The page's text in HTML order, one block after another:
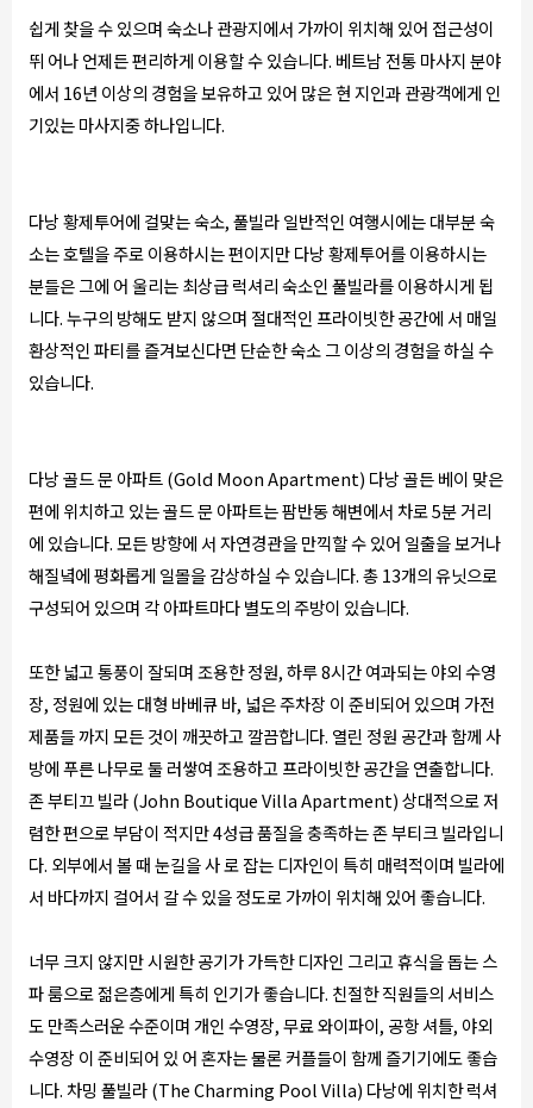
쉽게 찾을 수 있으며 숙소나 관광지에서 가까이 위치해 있어 접근성이
뛰 어나 언제든 편리하게 이용할 수 있습니다. 베트남 전통 마사지 분야
에서 16년 이상의 경험을 보유하고 있어 많은 현 지인과 관광객에게 인
기있는 마사지중 하나입니다.
다낭 황제투어에 걸맞는 숙소, 풀빌라 일반적인 여행시에는 대부분 숙
소는 호텔을 주로 이용하시는 편이지만 다낭 황제투어를 이용하시는
분들은 그에 어 울리는 최상급 럭셔리 숙소인 풀빌라를 이용하시게 됩
니다. 누구의 방해도 받지 않으며 절대적인 프라이빗한 공간에 서 매일
환상적인 파티를 즐겨보신다면 단순한 숙소 그 이상의 경험을 하실 수
있습니다.
다낭 골드 문 아파트 (Gold Moon Apartment) 다낭 골든 베이 맞은
편에 위치하고 있는 골드 문 아파트는 팜반동 해변에서 차로 5분 거리
에 있습니다. 모든 방향에 서 자연경관을 만끽할 수 있어 일출을 보거나
해질녘에 평화롭게 일몰을 감상하실 수 있습니다. 총 13개의 유닛으로
구성되어 있으며 각 아파트마다 별도의 주방이 있습니다.
또한 넓고 통풍이 잘되며 조용한 정원, 하루 8시간 여과되는 야외 수영
장, 정원에 있는 대형 바베큐 바, 넓은 주차장 이 준비되어 있으며 가전
제품들 까지 모든 것이 깨끗하고 깔끔합니다. 열린 정원 공간과 함께 사
방에 푸른 나무로 둘 러쌓여 조용하고 프라이빗한 공간을 연출합니다.
존 부티끄 빌라 (John Boutique Villa Apartment) 상대적으로 저
렴한 편으로 부담이 적지만 4성급 품질을 충족하는 존 부티크 빌라입니
다. 외부에서 볼 때 눈길을 사 로 잡는 디자인이 특히 매력적이며 빌라에
서 바다까지 걸어서 갈 수 있을 정도로 가까이 위치해 있어 좋습니다.
너무 크지 않지만 시원한 공기가 가득한 디자인 그리고 휴식을 돕는 스
파 룸으로 젊은층에게 특히 인기가 좋습니다. 친절한 직원들의 서비스
도 만족스러운 수준이며 개인 수영장, 무료 와이파이, 공항 셔틀, 야외
수영장 이 준비되어 있 어 혼자는 물론 커플들이 함께 즐기기에도 좋습
니다. 차밍 풀빌라 (The Charming Pool Villa) 다낭에 위치한 럭셔